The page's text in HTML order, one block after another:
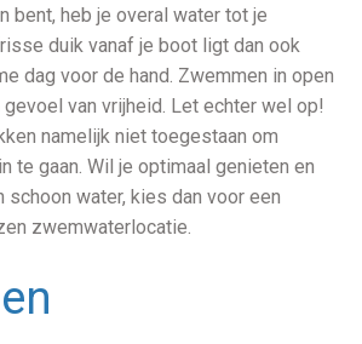
bent, heb je overal water tot je
duik vanaf je boot ligt dan ook
dag voor de hand. Zwemmen in open
van vrijheid. Let echter wel op!
namelijk niet toegestaan om
te gaan. Wil je optimaal genieten en
water, kies dan voor een
zwemwaterlocatie.